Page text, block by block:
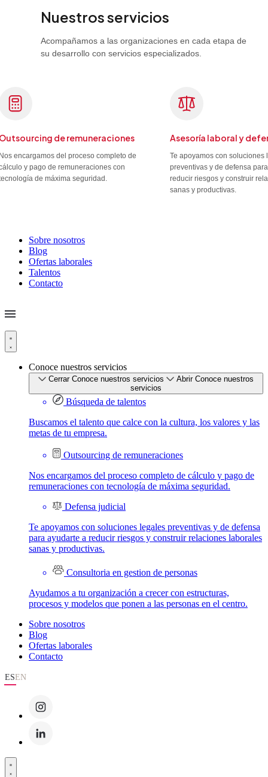
Nuestros servicios
Acompañamos a las organizaciones en cada etapa de
su desarrollo con servicios especializados.
de remuneraciones
encargamos del proceso completo de
y pago de remuneraciones con
de máxima seguridad.
Asesoría laboral y
Te apoyamos con soluciones
preventivas y de defensa
reducir riesgos y construir
sanas y productivas.
Sobre nosotros
Blog
Ofertas laborales
Talentos
Contacto
Conoce nuestros servicios
Cerrar Conoce nuestros servicios
Abrir Conoce nuestros
servicios
Búsqueda de talentos
Buscamos el talento que calce con la cultura, los valores y las
metas de tu empresa.
Outsourcing de remuneraciones
Nos encargamos del proceso completo de cálculo y pago de
remuneraciones con tecnología de máxima seguridad.
Defensa judicial
Te apoyamos con soluciones legales preventivas y de defensa
para ayudarte a reducir riesgos y construir relaciones laborales
sanas y productivas.
Consultoria en gestion de personas
Ayudamos a tu organización a crecer con estructuras,
procesos y modelos que ponen a las personas en el centro.
Sobre nosotros
Blog
Ofertas laborales
Contacto
ESEN